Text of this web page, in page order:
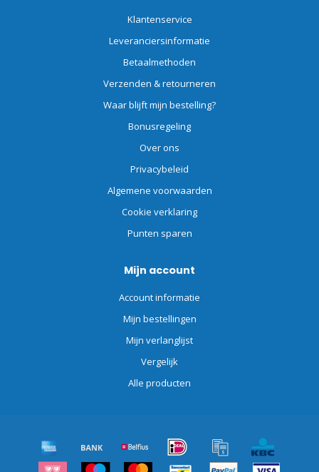
Klantenservice
Leveranciersinformatie
Betaalmethoden
Verzenden & retourneren
Waar blijft mijn bestelling?
Bonusregeling
Over ons
Privacybeleid
Algemene voorwaarden
Cookie verklaring
Punten sparen
Mijn account
Account informatie
Mijn bestellingen
Mijn verlanglijst
Vergelijk
Alle producten